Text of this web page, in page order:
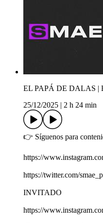
EL PAPÁ DE DALAS |
25/12/2025
2 h 24 min
👉 Síguenos para
https://
https://twitter.com/
INVITADO
https://